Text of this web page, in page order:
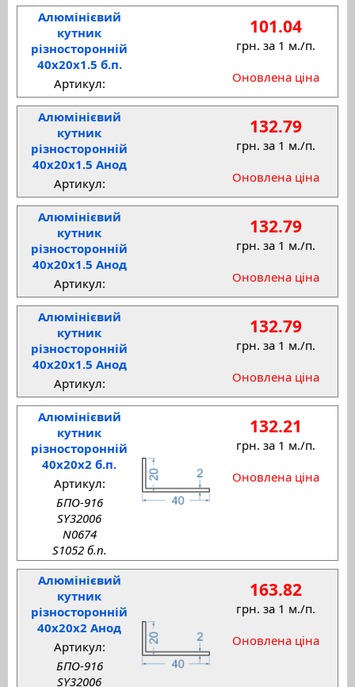
Алюмінієвий
кутник
різносторонній
40x20x1.5 б.п.
101.04
грн. за 1 м./п.
Оновлена ціна
Артикул:
Алюмінієвий
кутник
різносторонній
40x20x1.5 Анод
132.79
грн. за 1 м./п.
Оновлена ціна
Артикул:
Алюмінієвий
кутник
різносторонній
40x20x1.5 Анод
132.79
грн. за 1 м./п.
Оновлена ціна
Артикул:
Алюмінієвий
кутник
різносторонній
40x20x1.5 Анод
132.79
грн. за 1 м./п.
Оновлена ціна
Артикул:
Алюмінієвий
кутник
різносторонній
40x20x2 б.п.
132.21
грн. за 1 м./п.
Оновлена ціна
Артикул:
БПО-916
SY32006
N0674
S1052 б.п.
Алюмінієвий
кутник
різносторонній
40x20x2 Анод
163.82
грн. за 1 м./п.
Оновлена ціна
Артикул:
БПО-916
SY32006